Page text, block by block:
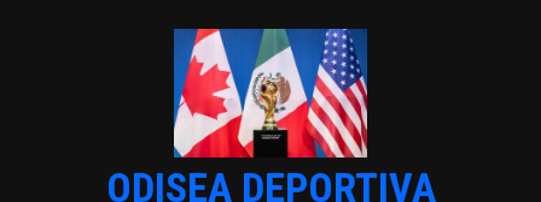
ODISEA DEPORTIVA